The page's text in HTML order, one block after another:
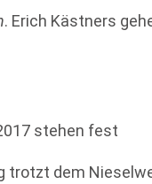
. Erich Kästners
stehen fest
trotzt dem